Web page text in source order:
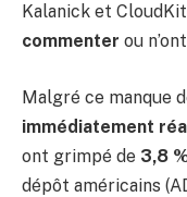
Kalanick et
commenter ou
Malgré ce manque
immédiatement
ont grimpé de 3,8
dépôt américains